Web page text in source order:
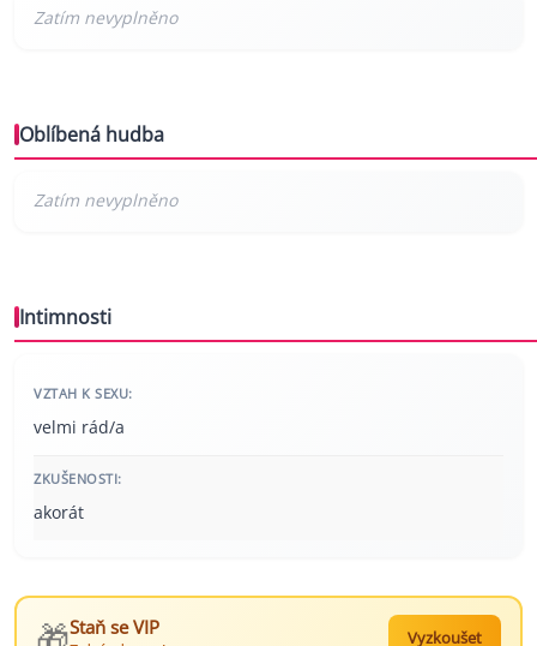
Oblíbená hudba
Intimnosti
VZTAH K SEXU:
velmi rád/a
ZKUŠENOSTI:
akorát
Staň se VIP Vyzkoušet